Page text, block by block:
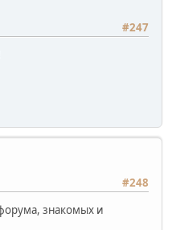
#247
#248
знакомых и